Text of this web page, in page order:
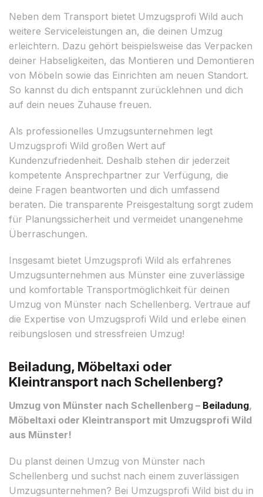
Neben dem Transport bietet Umzugsprofi Wild auch
weitere Serviceleistungen an, die deinen Umzug
erleichtern. Dazu gehört beispielsweise das Verpacken
deiner Habseligkeiten, das Montieren und Demontieren
von Möbeln sowie das Einrichten am neuen Standort.
So kannst du dich entspannt zurücklehnen und dich
auf dein neues Zuhause freuen.
Als professionelles Umzugsunternehmen legt
Umzugsprofi Wild großen Wert auf
Kundenzufriedenheit. Deshalb stehen dir jederzeit
kompetente Ansprechpartner zur Verfügung, die
deine Fragen beantworten und dich umfassend
beraten. Die transparente Preisgestaltung sorgt zudem
für Planungssicherheit und vermeidet unangenehme
Überraschungen.
Insgesamt bietet Umzugsprofi Wild als erfahrenes
Umzugsunternehmen aus Münster eine zuverlässige
und komfortable Transportmöglichkeit für deinen
Umzug von Münster nach Schellenberg. Vertraue auf
die Expertise von Umzugsprofi Wild und erlebe einen
reibungslosen und stressfreien Umzug!
Beiladung, Möbeltaxi oder
Kleintransport nach Schellenberg?
Umzug von Münster nach Schellenberg – Beiladung,
Möbeltaxi oder Kleintransport mit Umzugsprofi Wild
aus Münster!
Du planst deinen Umzug von Münster nach
Schellenberg und suchst nach einem zuverlässigen
Umzugsunternehmen? Bei Umzugsprofi Wild bist du in